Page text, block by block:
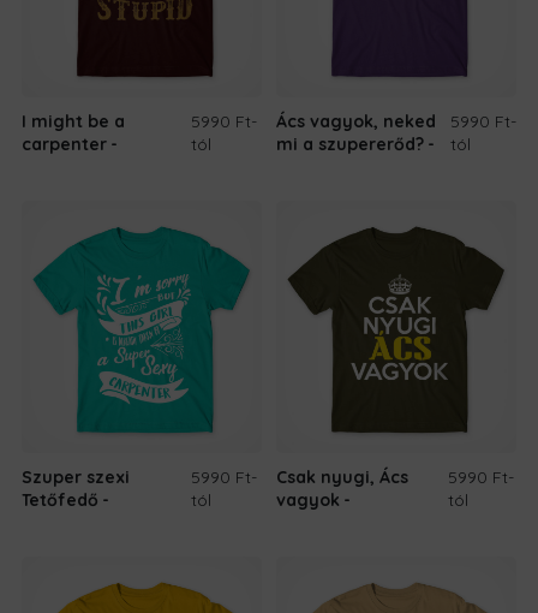
I might be a
carpenter
5990 Ft-
tól
Ács vagyok, neked
mi a szupererőd?
5990 Ft-
tól
Szuper szexi
Tetőfedő
5990 Ft-
tól
Csak nyugi, Ács
vagyok
5990 Ft-
tól